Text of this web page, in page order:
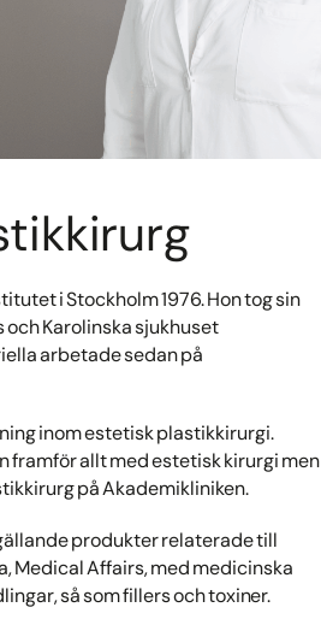
i Stockholm 1976. Hon tog sin
och Karolinska sjukhuset
arbetade sedan på
inom estetisk plastikkirurgi.
framför allt med estetisk kirurgi men
på Akademikliniken.
produkter relaterade till
Medical Affairs, med medicinska
så som fillers och toxiner.